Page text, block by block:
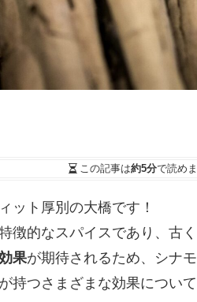
この記事は約5分で読めま
ット厚別の大橋です！
徴的なスパイスであり、古
果が期待されるため、シナ
持つさまざまな効果につい